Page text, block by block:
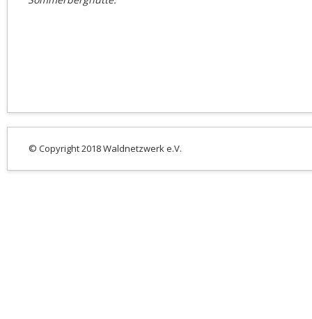
© Copyright 2018 Waldnetzwerk e.V.